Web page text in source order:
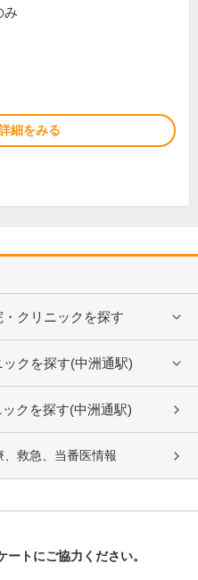
み
細をみる
クリニックを探す
クを探す(中洲通駅)
クを探す(中洲通駅)
救急、当番医情報
ートにご協力ください。